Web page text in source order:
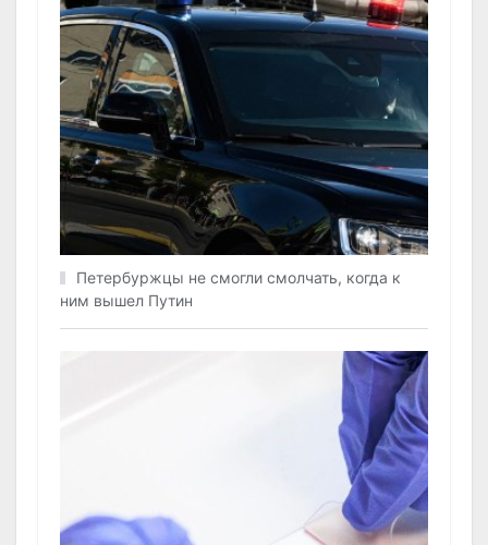
Петербуржцы не смогли смолчать, когда к
ним вышел Путин